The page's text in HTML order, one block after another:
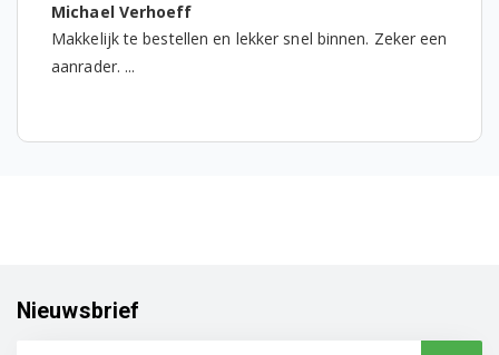
D8879FD 7609783342
D8879FD 7675443342
DDDFC04210B 7600253888
Michael Verhoeff
Makkelijk te bestellen en lekker snel binnen. Zeker een
aanrader. ...
Nieuwsbrief